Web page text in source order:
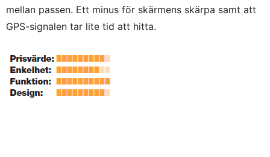
mellan passen. Ett minus för skärmens skärpa samt att
GPS-signalen tar lite tid att hitta.